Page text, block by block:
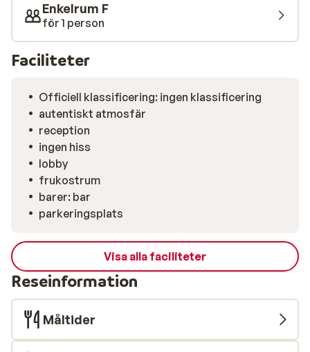
Enkelrum F
för 1 person
Faciliteter
Officiell klassificering: ingen klassificering
autentiskt atmosfär
reception
ingen hiss
lobby
frukostrum
barer: bar
parkeringsplats
Visa alla faciliteter
Reseinformation
Måltider